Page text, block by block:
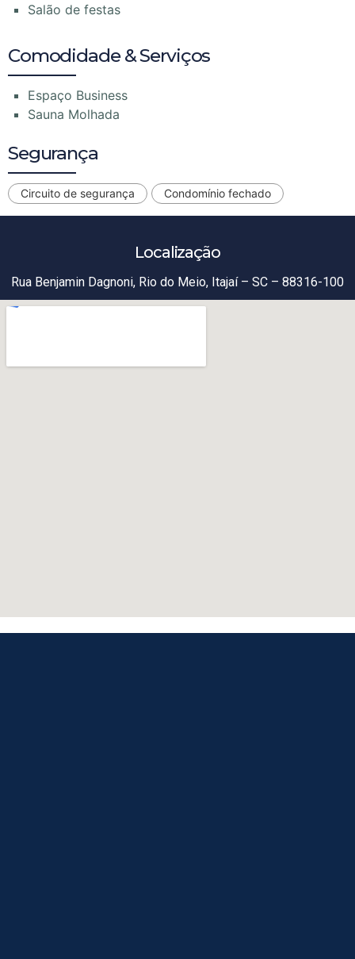
Salão de festas
Comodidade & Serviços
Espaço Business
Sauna Molhada
Segurança
Circuito de segurança Condomínio fechado
Localização
Rua Benjamin Dagnoni, Rio do Meio, Itajaí – SC – 88316-100